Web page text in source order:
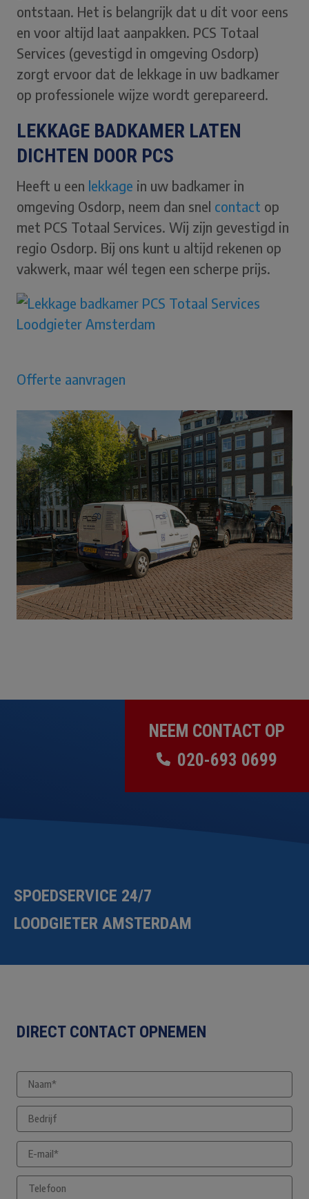
ontstaan. Het is belangrijk dat u dit voor eens
en voor altijd laat aanpakken. PCS Totaal
Services (gevestigd in omgeving Osdorp)
zorgt ervoor dat de lekkage in uw badkamer
op professionele wijze wordt gerepareerd.
LEKKAGE BADKAMER LATEN
DICHTEN DOOR PCS
Heeft u een lekkage in uw badkamer in
omgeving Osdorp, neem dan snel contact op
met PCS Totaal Services. Wij zijn gevestigd in
regio Osdorp. Bij ons kunt u altijd rekenen op
vakwerk, maar wél tegen een scherpe prijs.
Offerte aanvragen
NEEM CONTACT OP
020-693 0699
SPOEDSERVICE 24/7
LOODGIETER AMSTERDAM
DIRECT CONTACT OPNEMEN